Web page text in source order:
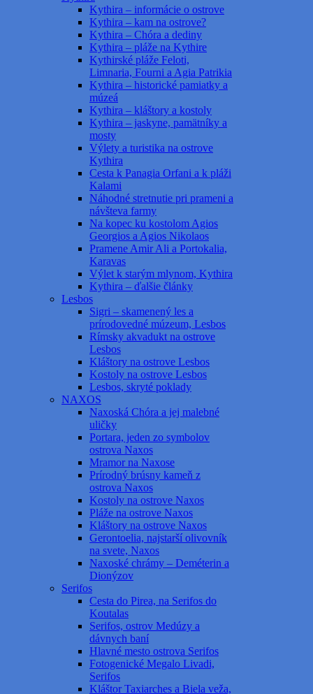
Kythira – informácie o ostrove
Kythira – kam na ostrove?
Kythira – Chóra a dediny
Kythira – pláže na Kythire
Kythirské pláže Feloti,
Limnaria, Fourni a Agia Patrikia
Kythira – historické pamiatky a
múzeá
Kythira – kláštory a kostoly
Kythira – jaskyne, pamätníky a
mosty
Výlety a turistika na ostrove
Kythira
Cesta k Panagia Orfani a k pláži
Kalami
Náhodné stretnutie pri prameni a
návšteva farmy
Na kopec ku kostolom Agios
Georgios a Agios Nikolaos
Pramene Amir Ali a Portokalia,
Karavas
Výlet k starým mlynom, Kythira
Kythira – ďalšie články
Lesbos
Sigri – skamenený les a
prírodovedné múzeum, Lesbos
Rímsky akvadukt na ostrove
Lesbos
Kláštory na ostrove Lesbos
Kostoly na ostrove Lesbos
Lesbos, skryté poklady
NAXOS
Naxoská Chóra a jej malebné
uličky
Portara, jeden zo symbolov
ostrova Naxos
Mramor na Naxose
Prírodný brúsny kameň z
ostrova Naxos
Kostoly na ostrove Naxos
Pláže na ostrove Naxos
Kláštory na ostrove Naxos
Gerontoelia, najstarší olivovník
na svete, Naxos
Naxoské chrámy – Deméterin a
Dionýzov
Serifos
Cesta do Pirea, na Serifos do
Koutalas
Serifos, ostrov Medúzy a
dávnych baní
Hlavné mesto ostrova Serifos
Fotogenické Megalo Livadi,
Serifos
Kláštor Taxiarches a Biela veža,